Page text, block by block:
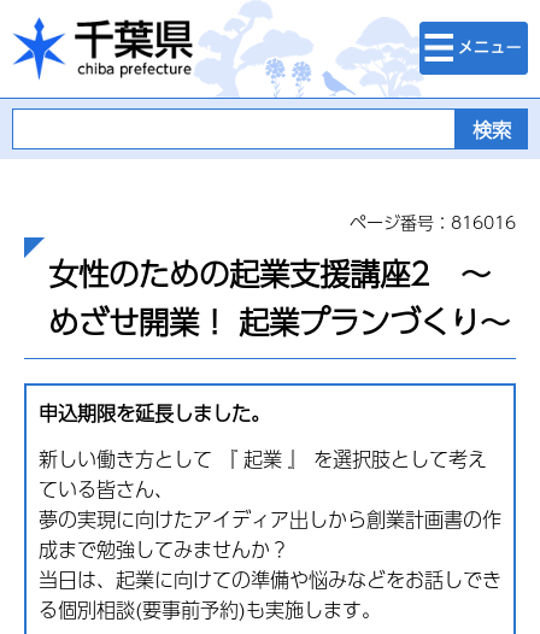
千葉県
検索・メニュ
ー
ページ番号：816016
女性のための起業支援講座2 ～
めざせ開業！ 起業プランづくり～
申込期限を延長しました。
新しい働き方として 『 起業 』 を選択肢として考え
ている皆さん、
夢の実現に向けたアイディア出しから創業計画書の作
成まで勉強してみませんか？
当日は、起業に向けての準備や悩みなどをお話しでき
る個別相談(要事前予約)も実施します。